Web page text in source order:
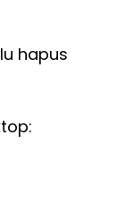
hapus